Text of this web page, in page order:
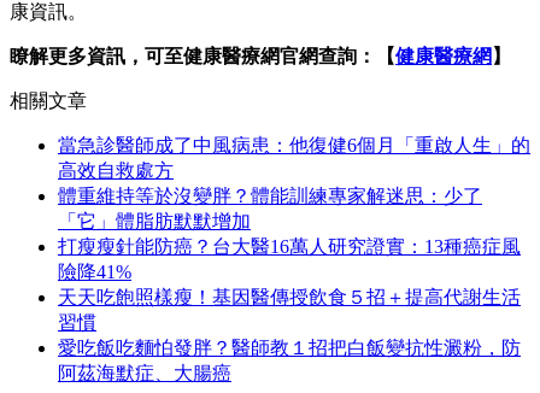
康資訊。
瞭解更多資訊，可至健康醫療網官網查詢：【健康醫療網 】
相關文章
當急診醫師成了中風病患：他復健6個月「重啟人生」的
高效自救處方
體重維持等於沒變胖？體能訓練專家解迷思：少了
「它」體脂肪默默增加
打瘦瘦針能防癌？台大醫16萬人研究證實：13種癌症風
險降41%
天天吃飽照樣瘦！基因醫傳授飲食５招＋提高代謝生活
習慣
愛吃飯吃麵怕發胖？醫師教１招把白飯變抗性澱粉，防
阿茲海默症、大腸癌